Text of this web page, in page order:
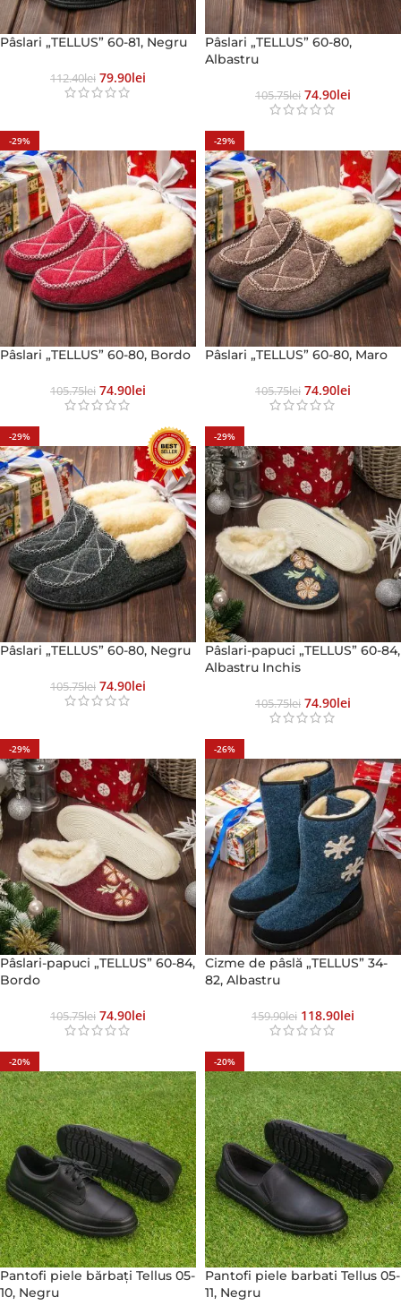
Pâslari „TELLUS” 60-81, Negru
112.40Lei 79.90Lei
Pâslari „TELLUS” 60-80,
Albastru
105.75Lei 74.90Lei
-29%
Pâslari „TELLUS” 60-80, Bordo
105.75Lei 74.90Lei
-29%
Pâslari „TELLUS” 60-80, Maro
105.75Lei 74.90Lei
-29%
Pâslari „TELLUS” 60-80, Negru
105.75Lei 74.90Lei
-29%
Pâslari-papuci „TELLUS” 60-84,
Albastru Inchis
105.75Lei 74.90Lei
-29%
Pâslari-papuci „TELLUS” 60-84,
Bordo
105.75Lei 74.90Lei
-26%
Сizme de pâslă „TELLUS” 34-
82, Albastru
159.90Lei 118.90Lei
-20%
Pantofi piele bărbați Tellus 05-
10, Negru
-20%
Pantofi piele barbati Tellus 05-
11, Negru